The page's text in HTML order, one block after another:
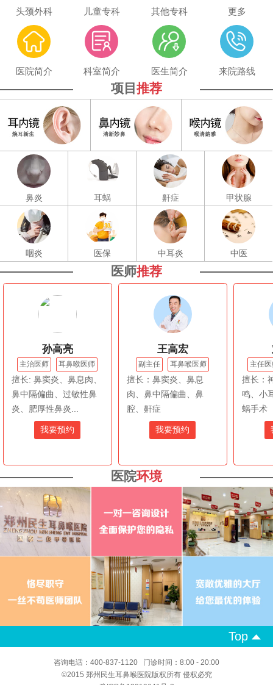
头颈外科 儿童专科 其他专科 更多
医院简介 科室简介 医生简介 来院路线
项目 推荐
鼻炎 耳蜗 鼾症 甲状腺
咽炎 医保 中耳炎 中医
医师推荐
孙高亮
主治医师 耳鼻喉医师
擅长: 鼻窦炎、鼻息肉、
鼻中隔偏曲、过敏性鼻
炎、肥厚性鼻炎...
我要预约
王高宏
副主任 耳鼻喉医师
擅长：鼻窦炎、鼻息
肉、鼻中隔偏曲、鼻
腔、鼾症
我要预约
主任
擅长：
鸣、小
蜗手术
医院环境
Top
咨询电话：400-837-1120 门诊时间：8:00 - 20:00
©2015 郑州民生耳鼻喉医院版权所有 侵权必究